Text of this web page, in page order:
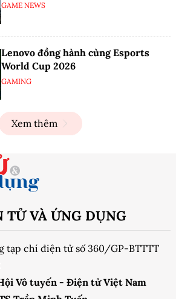
GAME NEWS
Lenovo đồng hành cùng Esports
World Cup 2026
GAMING
Xem thêm
VÀ ỨNG DỤNG
tạp chí điện tử số 360/GP-BTTTT
Vô tuyến - Điện tử Việt Nam